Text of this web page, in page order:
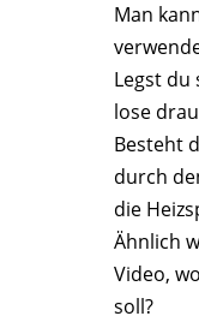
Man
Legst du
lose
Besteht
durch
die
Ähnlich
Video,
soll?